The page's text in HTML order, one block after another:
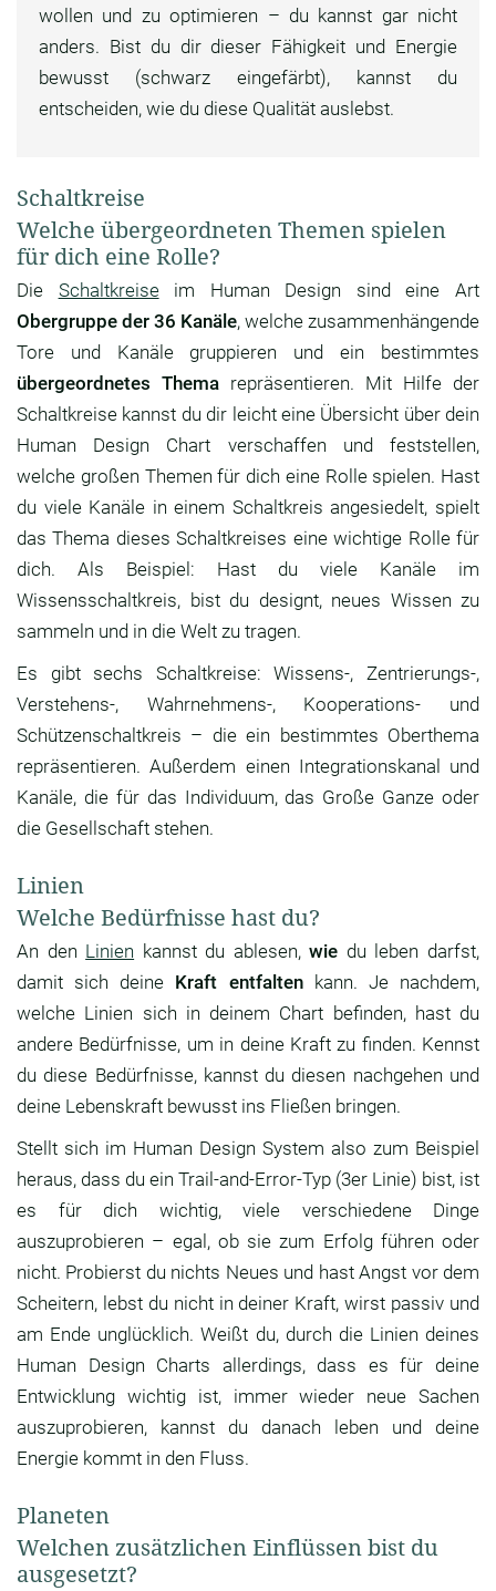
wollen und zu optimieren – du kannst gar nicht
anders. Bist du dir dieser Fähigkeit und Energie
bewusst (schwarz eingefärbt), kannst du
entscheiden, wie du diese Qualität auslebst.
Schaltkreise
Welche übergeordneten Themen spielen
für dich eine Rolle?
Die Schaltkreiseim Human Design sind eine Art
Obergruppe der 36 Kanäle, welche zusammenhängende
Tore und Kanäle gruppieren und ein bestimmtes
übergeordnetes Thema repräsentieren. Mit Hilfe der
Schaltkreise kannst du dir leicht eine Übersicht über dein
Human Design Chart verschaffen und feststellen,
welche großen Themen für dich eine Rolle spielen. Hast
du viele Kanäle in einem Schaltkreis angesiedelt, spielt
das Thema dieses Schaltkreises eine wichtige Rolle für
dich. Als Beispiel: Hast du viele Kanäle im
Wissensschaltkreis, bist du designt, neues Wissen zu
sammeln und in die Welt zu tragen.
Es gibt sechs Schaltkreise: Wissens-, Zentrierungs-,
Verstehens-, Wahrnehmens-, Kooperations- und
Schützenschaltkreis – die ein bestimmtes Oberthema
repräsentieren. Außerdem einen Integrationskanal und
Kanäle, die für das Individuum, das Große Ganze oder
die Gesellschaft stehen.
Linien
Welche Bedürfnisse hast du?
An den Linien kannst du ablesen,wie du leben darfst,
damit sich deine Kraft entfaltenkann. Je nachdem,
welche Linien sich in deinem Chart befinden, hast du
andere Bedürfnisse, um in deine Kraft zu finden. Kennst
du diese Bedürfnisse, kannst du diesen nachgehen und
deine Lebenskraft bewusst ins Fließen bringen.
Stellt sich im Human Design System also zum Beispiel
heraus, dass du ein Trail-and-Error-Typ (3er Linie) bist, ist
es für dich wichtig, viele verschiedene Dinge
auszuprobieren – egal, ob sie zum Erfolg führen oder
nicht. Probierst du nichts Neues und hast Angst vor dem
Scheitern, lebst du nicht in deiner Kraft, wirst passiv und
am Ende unglücklich. Weißt du, durch die Linien deines
Human Design Charts allerdings, dass es für deine
Entwicklung wichtig ist, immer wieder neue Sachen
auszuprobieren, kannst du danach leben und deine
Energie kommt in den Fluss.
Planeten
Welchen zusätzlichen Einflüssen bist du
ausgesetzt?